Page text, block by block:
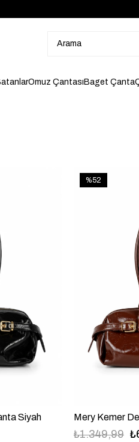
Omuz Çantası Baget Çanta
Siyah Mery Kemer
₺1.349,99
%52